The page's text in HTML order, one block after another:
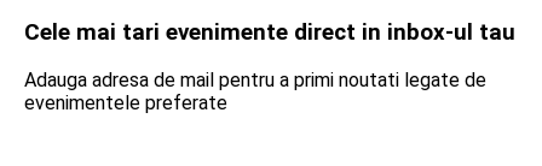
Cele mai tari evenimente direct in inbox-ul tau
Adauga adresa de mail pentru a primi noutati legate de
evenimentele preferate